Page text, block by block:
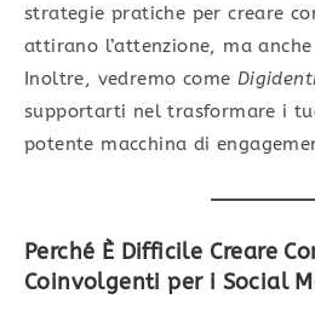
strategie pratiche per creare
attirano l’attenzione, ma
Inoltre, vedremo come
supportarti nel trasformare i
potente macchina di
Perché È Difficile Creare
Coinvolgenti per i Social